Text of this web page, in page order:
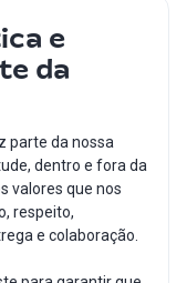
e
da
parte da nossa
dentro e fora da
valores que nos
respeito,
e colaboração.